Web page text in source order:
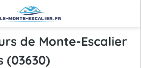
de Monte-Escalier
(03630)